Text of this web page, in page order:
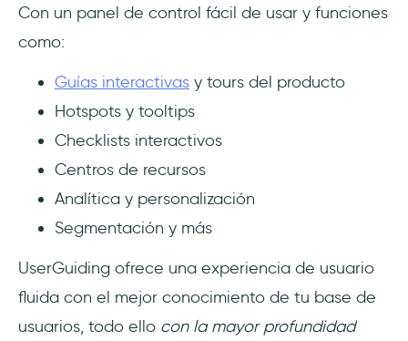
Con un panel de control fácil de usar y funciones
como:
Guías interactivas y tours del producto
Hotspots y tooltips
Checklists interactivos
Centros de recursos
Analítica y personalización
Segmentación y más
UserGuiding ofrece una experiencia de usuario
fluida con el mejor conocimiento de tu base de
usuarios, todo ello con la mayor profundidad